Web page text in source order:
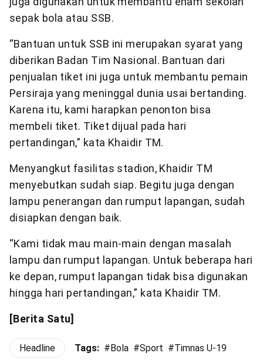
sepak bola atau SSB.
“Bantuan untuk SSB ini merupakan syarat yang
diberikan Badan Tim Nasional. Bantuan dari
penjualan tiket ini juga untuk membantu pemain
Persiraja yang meninggal dunia usai bertanding.
Karena itu, kami harapkan penonton bisa
membeli tiket. Tiket dijual pada hari
pertandingan,” kata Khaidir TM.
Menyangkut fasilitas stadion, Khaidir TM
menyebutkan sudah siap. Begitu juga dengan
lampu penerangan dan rumput lapangan, sudah
disiapkan dengan baik.
“Kami tidak mau main-main dengan masalah
lampu dan rumput lapangan. Untuk beberapa hari
ke depan, rumput lapangan tidak bisa digunakan
hingga hari pertandingan,” kata Khaidir TM.
[Berita Satu]
Headline Tags: #Bola #Sport #Timnas U-19